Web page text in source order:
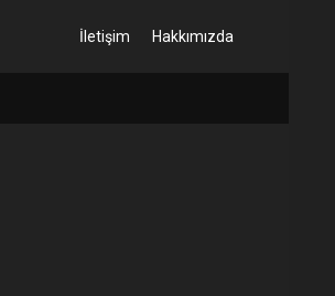
İletişim Hakkımızda